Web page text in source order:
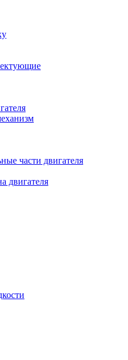
части двигателя
двигателя